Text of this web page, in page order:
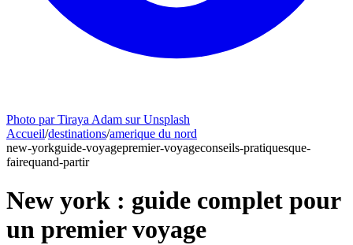
Photo par Tiraya Adam sur Unsplash
Accueil/destinations/amerique du nord
new-yorkguide-voyagepremier-voyageconseils-pratiquesque-
fairequand-partir
New york : guide complet pour
un premier voyage